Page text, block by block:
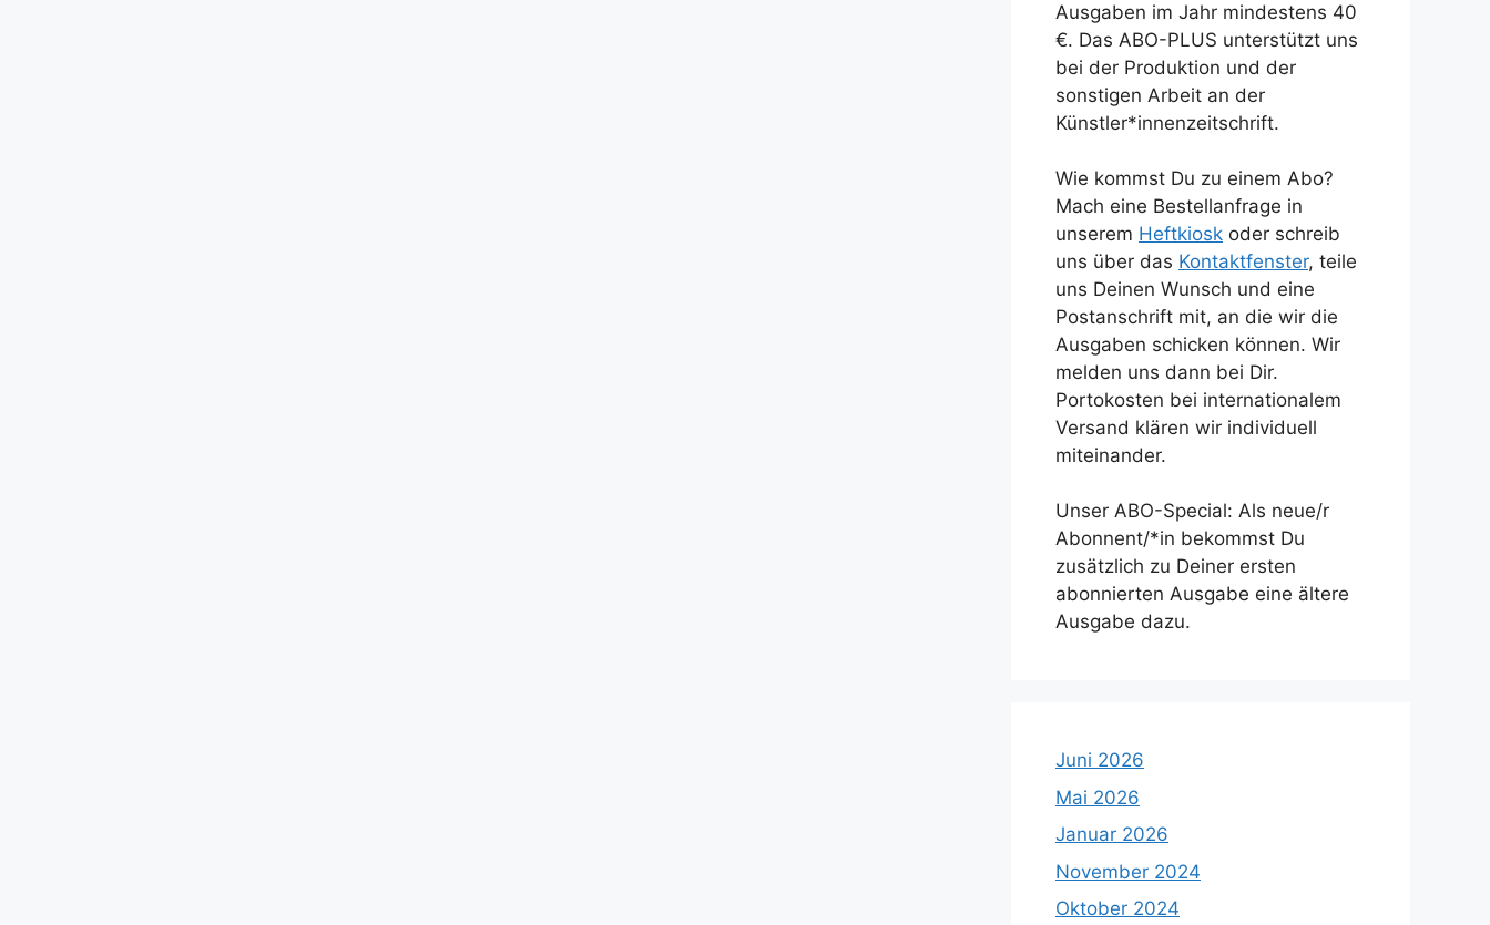
Ausgaben im Jahr mindestens 40
€. Das ABO-PLUS unterstützt uns
bei der Produktion und der
sonstigen Arbeit an der
Künstler*innenzeitschrift.
Wie kommst Du zu einem Abo?
Mach eine Bestellanfrage in
unserem Heftkiosk oder schreib
uns über das Kontaktfenster, teile
uns Deinen Wunsch und eine
Postanschrift mit, an die wir die
Ausgaben schicken können. Wir
melden uns dann bei Dir.
Portokosten bei internationalem
Versand klären wir individuell
miteinander.
Unser ABO-Special: Als neue/r
Abonnent/*in bekommst Du
zusätzlich zu Deiner ersten
abonnierten Ausgabe eine ältere
Ausgabe dazu.
Juni 2026
Mai 2026
Januar 2026
November 2024
Oktober 2024